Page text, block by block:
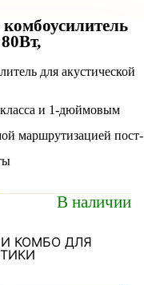
для акустической
и 1-дюймовым
маршрутизацией пост-
В наличии
КОМБО ДЛЯ